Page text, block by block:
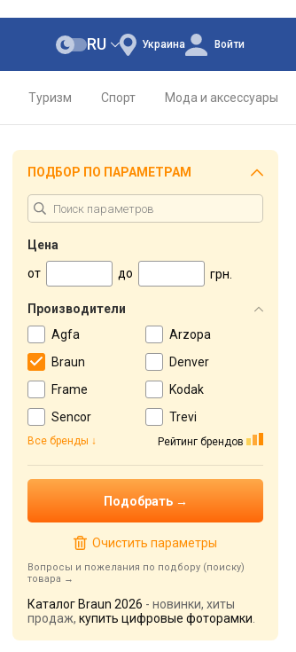
Украина
RU Войти
Туризм Спорт Мода и аксессуары
ПОДБОР ПО ПАРАМЕТРАМ
Цена
от
до грн.
Производители
Agfa
Arzopa
Braun
Denver
Frame
Kodak
Sencor
Trevi
Рейтинг брендов
Все бренды
Очистить параметры
Вопросы и пожелания по подбору (поиску)
товара
Каталог Braun 2026 - новинки, хиты
продаж, купить цифровые фоторамки